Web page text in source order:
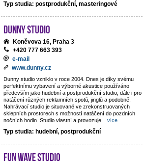
Typ studia: postprodukční, masteringové
Dunny studio
Koněvova 16, Praha 3
+420 777 663 393
e-mail
www.dunny.cz
Dunny studio vzniklo v roce 2004. Dnes je díky svému
perfektnímu vybavení a výborné akustice používáno
především jako hudební a postprodukční studio, dále i pro
natáčení různých reklamních spotů, jinglů a podobně.
Nahrávací studio je situované ve zrekonstruovaných
sklepních prostorech s možností natáčení do pozdních
nočních hodin. Studio vlastní a provozuje
více
Typ studia: hudební, postprodukční
Fun Wave Studio